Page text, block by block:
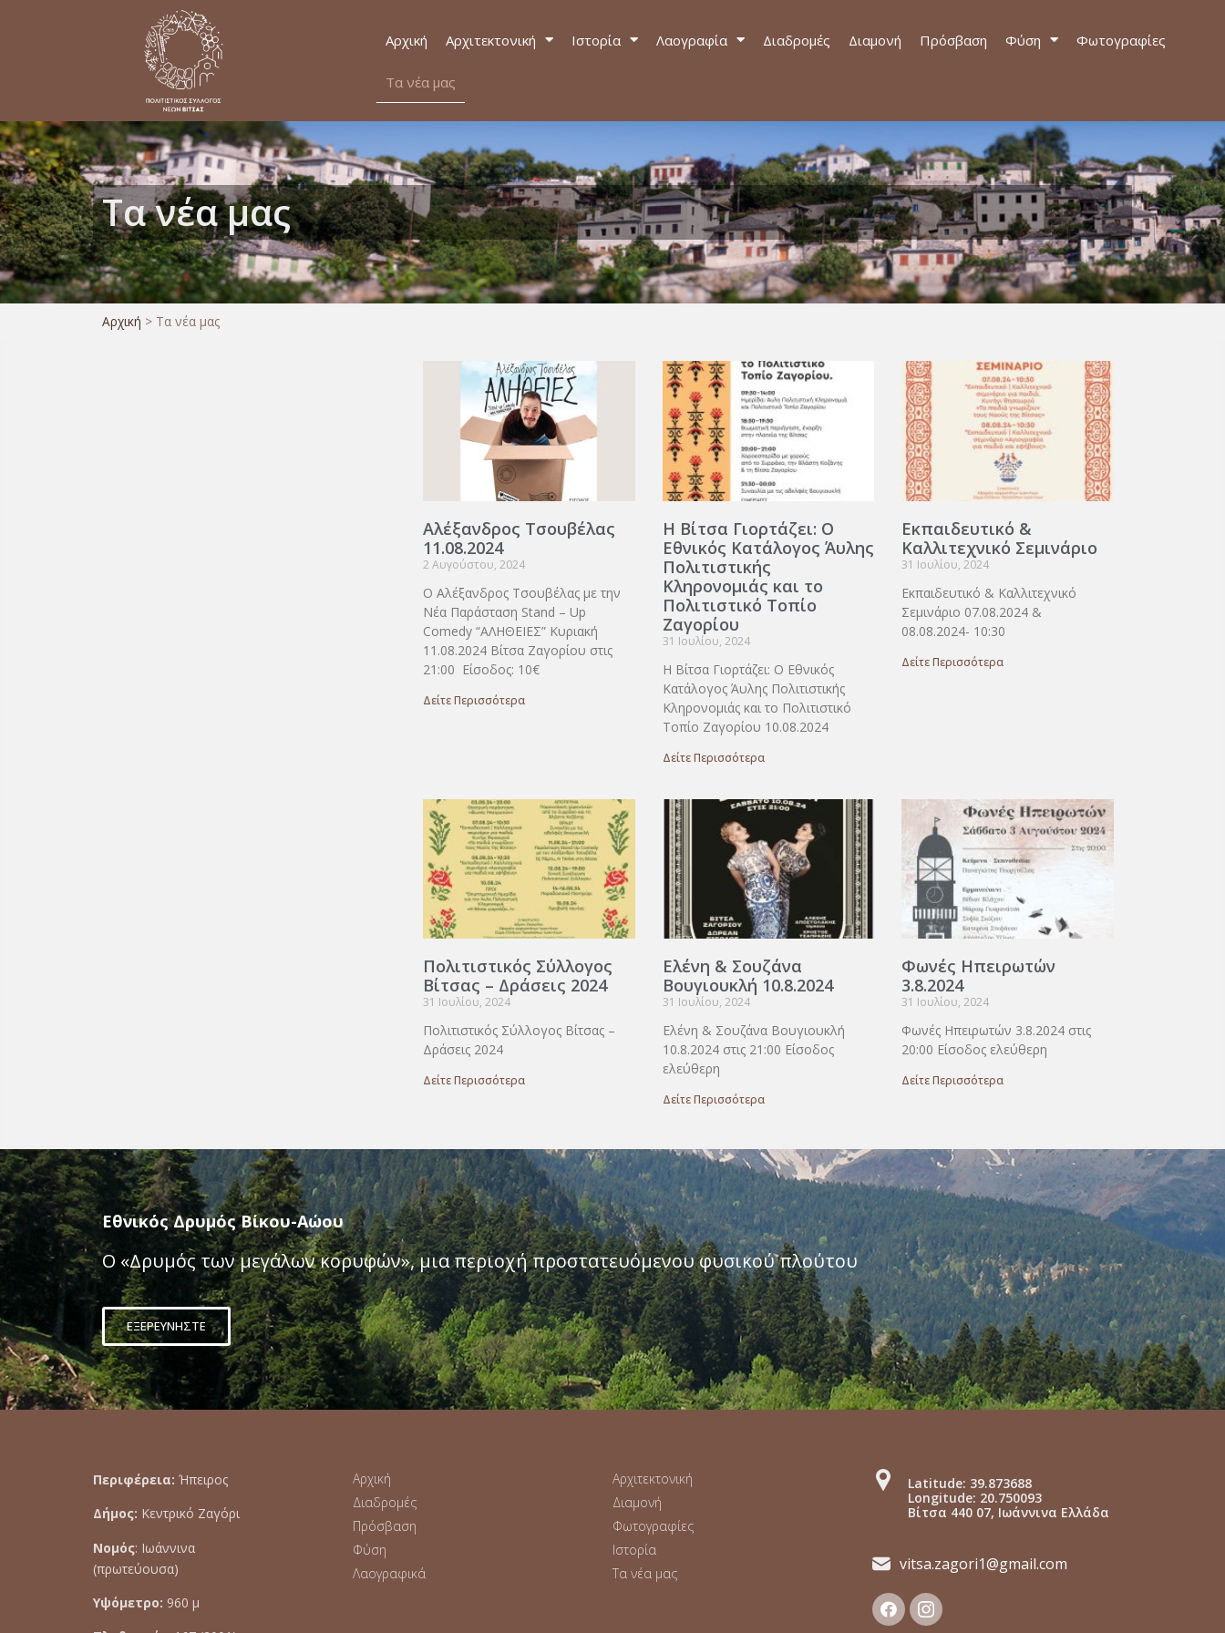
Αρχική Αρχιτεκτονική Ιστορία Λαογραφία Διαδρομές Διαμονή Πρόσβαση Φύση Φωτογραφίες
Τα νέα μας
Τα νέα μας
Αρχική > Τα νέα μας
Αλέξανδρος Τσουβέλας
11.08.2024
2 Αυγούστου, 2024
Ο Αλέξανδρος Τσουβέλας με την
Νέα Παράσταση Stand – Up
Comedy “ΑΛΗΘΕΙΕΣ” Κυριακή
11.08.2024 Βίτσα Ζαγορίου στις
21:00 Είσοδος: 10€
Δείτε Περισσότερα
Η Βίτσα Γιορτάζει: Ο
Εθνικός Κατάλογος Άυλης
Πολιτιστικής
Κληρονομιάς και το
Πολιτιστικό Τοπίο
Ζαγορίου
31 Ιουλίου, 2024
Η Βίτσα Γιορτάζει: Ο Εθνικός
Κατάλογος Άυλης Πολιτιστικής
Κληρονομιάς και το Πολιτιστικό
Τοπίο Ζαγορίου 10.08.2024
Δείτε Περισσότερα
Εκπαιδευτικό &
Καλλιτεχνικό Σεμινάριο
31 Ιουλίου, 2024
Εκπαιδευτικό & Καλλιτεχνικό
Σεμινάριο 07.08.2024 &
08.08.2024- 10:30
Δείτε Περισσότερα
Πολιτιστικός Σύλλογος
Βίτσας – Δράσεις 2024
31 Ιουλίου, 2024
Πολιτιστικός Σύλλογος Βίτσας –
Δράσεις 2024
Δείτε Περισσότερα
Ελένη & Σουζάνα
Βουγιουκλή 10.8.2024
31 Ιουλίου, 2024
Ελένη & Σουζάνα Βουγιουκλή
10.8.2024 στις 21:00 Είσοδος
ελεύθερη
Δείτε Περισσότερα
Φωνές Ηπειρωτών
3.8.2024
31 Ιουλίου, 2024
Φωνές Ηπειρωτών 3.8.2024 στις
20:00 Είσοδος ελεύθερη
Δείτε Περισσότερα
Εθνικός Δρυμός Βίκου-Αώου
Ο «Δρυμός των μεγάλων κορυφών», μια περιοχή προστατευόμενου φυσικού πλούτου
ΕΞΕΡΕΥΝΗΣΤΕ
Περιφέρεια: Ήπειρος
Δήμος: Κεντρικό Ζαγόρι
Νομός: Ιωάννινα
(πρωτεύουσα)
Υψόμετρο: 960 μ
Αρχική
Διαδρομές
Πρόσβαση
Φύση
Λαογραφικά
Αρχιτεκτονική
Διαμονή
Φωτογραφίες
Ιστορία
Τα νέα μας
Latitude: 39.873688
Longitude: 20.750093
Βίτσα 440 07, Ιωάννινα Ελλάδα
vitsa.zagori1@gmail.com